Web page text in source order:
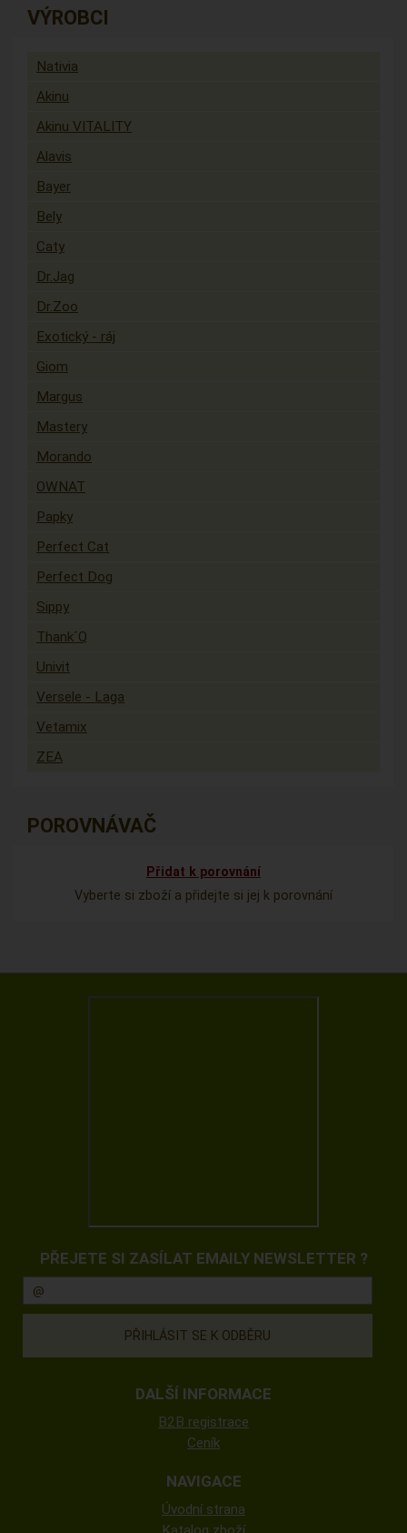
VÝROBCI
Nativia
Akinu
Akinu VITALITY
Alavis
Bayer
Bely
Caty
Dr.Jag
Dr.Zoo
Exotický - ráj
Giom
Margus
Mastery
Morando
OWNAT
Papky
Perfect Cat
Perfect Dog
Sippy
Thank´Q
Univit
Versele - Laga
Vetamix
ZEA
POROVNÁVAČ
Přidat k porovnání
Vyberte si zboží a přidejte si jej k porovnání
PŘEJETE SI ZASÍLAT EMAILY NEWSLETTER ?
DALŠÍ INFORMACE
B2B registrace
Ceník
NAVIGACE
Úvodní strana